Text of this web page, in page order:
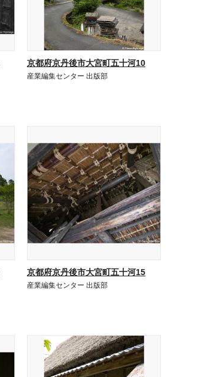
京都府京丹後市大宮町五十河10
産業編集センター 出版部
京都府京丹後市大宮町五十河15
産業編集センター 出版部